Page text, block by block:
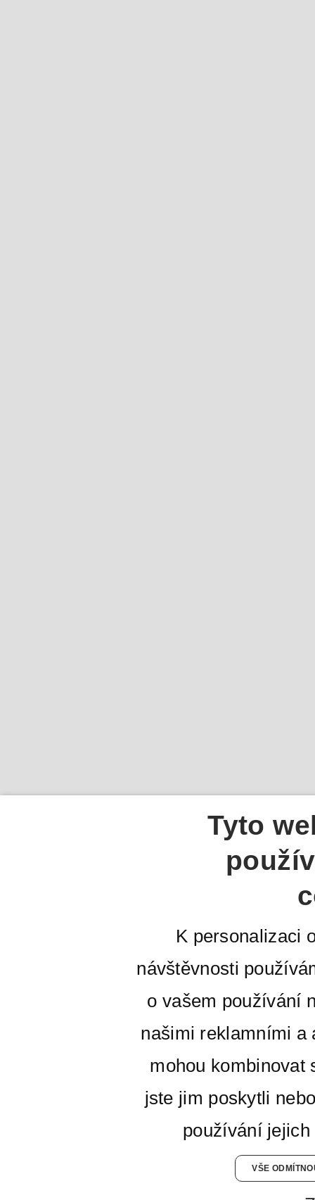
Tyto
K personalizaci
návštěvnosti
o vašem používání
našimi reklamními a
mohou kombinovat
jste jim poskytli
používání
VŠE